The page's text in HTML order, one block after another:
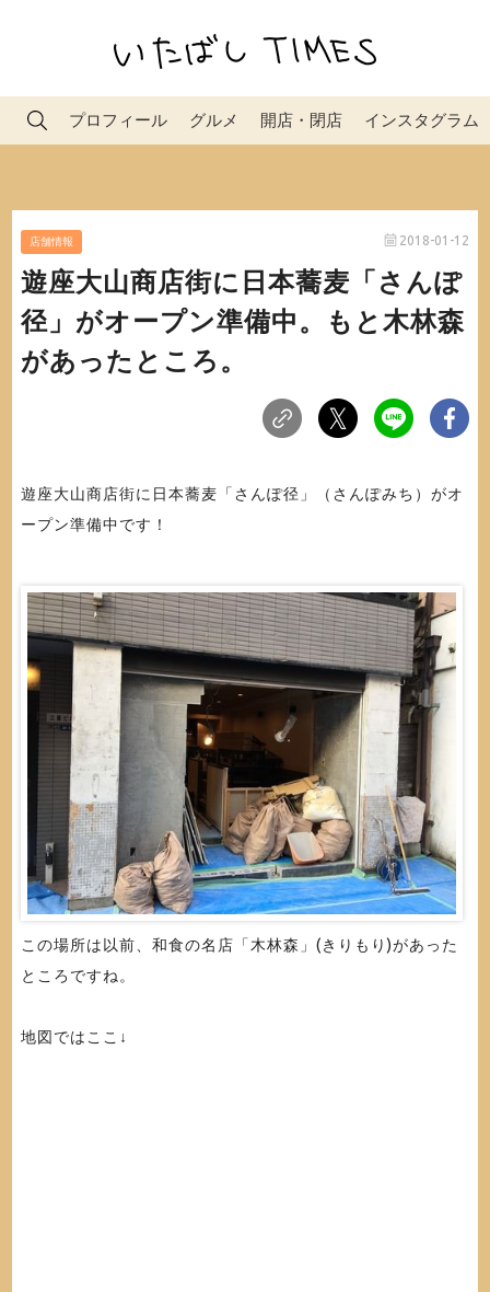
プロフィール グルメ 開店・閉店 インスタグラム
店舗情報 2018-01-12
遊座大山商店街に日本蕎麦「さんぽ
径」がオープン準備中。もと木林森
があったところ。
遊座大山商店街に日本蕎麦「さんぽ径」（さんぽみち）がオ
ープン準備中です！
この場所は以前、和食の名店「木林森」(きりもり)があった
ところですね。
地図ではここ↓